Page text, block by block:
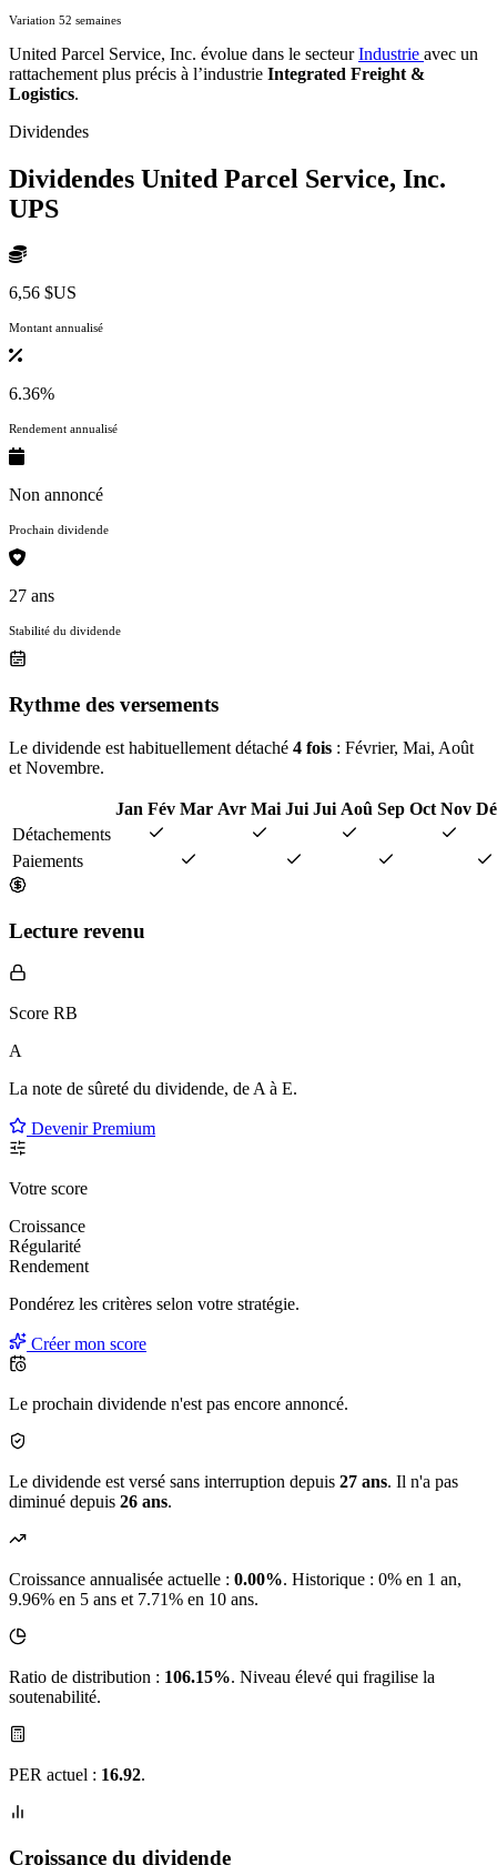
Variation 52 semaines
United Parcel Service, Inc. évolue dans le secteurIndustrie avec un
rattachement plus précis à l’industrie Integrated Freight &
Logistics.
Dividendes
Dividendes United Parcel Service, Inc.
UPS
6,56 $US
Montant annualisé
6.36%
Rendement annualisé
Non annoncé
Prochain dividende
27 ans
Stabilité du dividende
Rythme des versements
Le dividende est habituellement détaché 4 fois : Février, Mai, Août
et Novembre.
Jan Fév Mar Avr Mai Jui Jui Aoû Sep Oct Nov
Détachements
Paiements
Lecture revenu
Score RB
A
La note de sûreté du dividende, de A à E.
Devenir Premium
Votre score
Croissance
Régularité
Rendement
Pondérez les critères selon votre stratégie.
Créer mon score
Le prochain dividende n'est pas encore annoncé.
Le dividende est versé sans interruption depuis 27 ans. Il n'a pas
diminué depuis 26 ans.
Croissance annualisée actuelle : 0.00%. Historique : 0% en 1 an,
9.96% en 5 ans et 7.71% en 10 ans.
Ratio de distribution : 106.15%. Niveau élevé qui fragilise la
soutenabilité.
PER actuel : 16.92.
Croissance du dividende